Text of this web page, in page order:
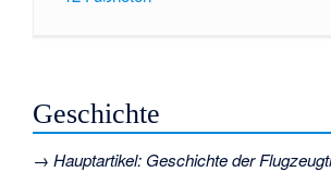
Geschichte
→Hauptartikel: Geschichte der